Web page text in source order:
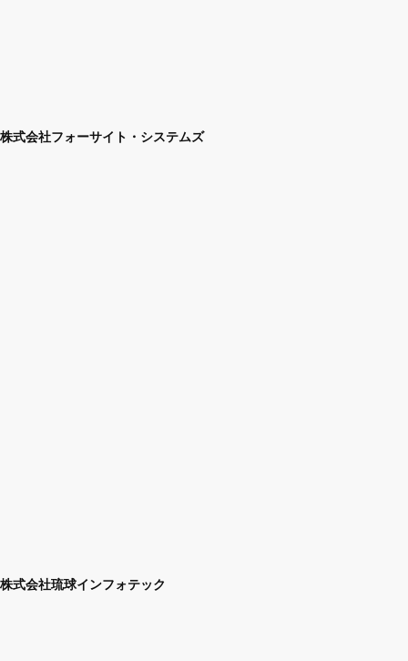
株式会社フォーサイト・システムズ
株式会社琉球インフォテック